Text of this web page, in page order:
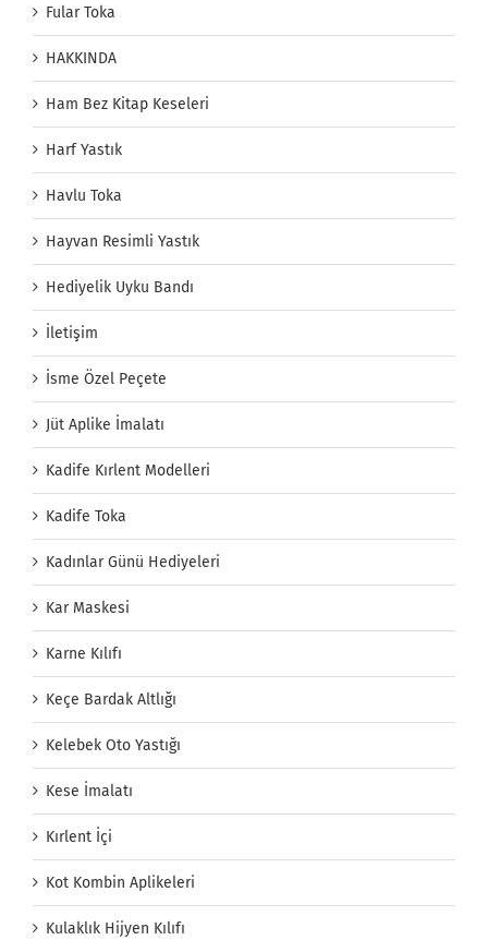
Fular Toka
HAKKINDA
Ham Bez Kitap Keseleri
Harf Yastık
Havlu Toka
Hayvan Resimli Yastık
Hediyelik Uyku Bandı
İletişim
İsme Özel Peçete
Jüt Aplike İmalatı
Kadife Kırlent Modelleri
Kadife Toka
Kadınlar Günü Hediyeleri
Kar Maskesi
Karne Kılıfı
Keçe Bardak Altlığı
Kelebek Oto Yastığı
Kese İmalatı
Kırlent İçi
Kot Kombin Aplikeleri
Kulaklık Hijyen Kılıfı